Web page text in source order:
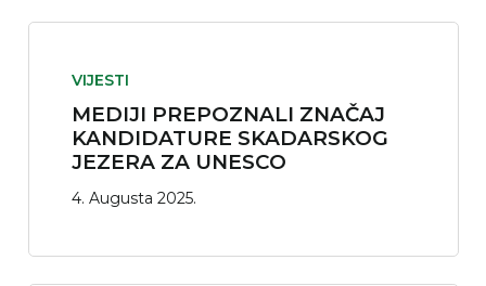
VIJESTI
MEDIJI PREPOZNALI ZNAČAJ
KANDIDATURE SKADARSKOG
JEZERA ZA UNESCO
4. Augusta 2025.